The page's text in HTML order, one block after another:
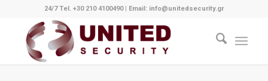
24/7 Tel. +30 210 4100490 | Email: info@unitedsecurity.gr